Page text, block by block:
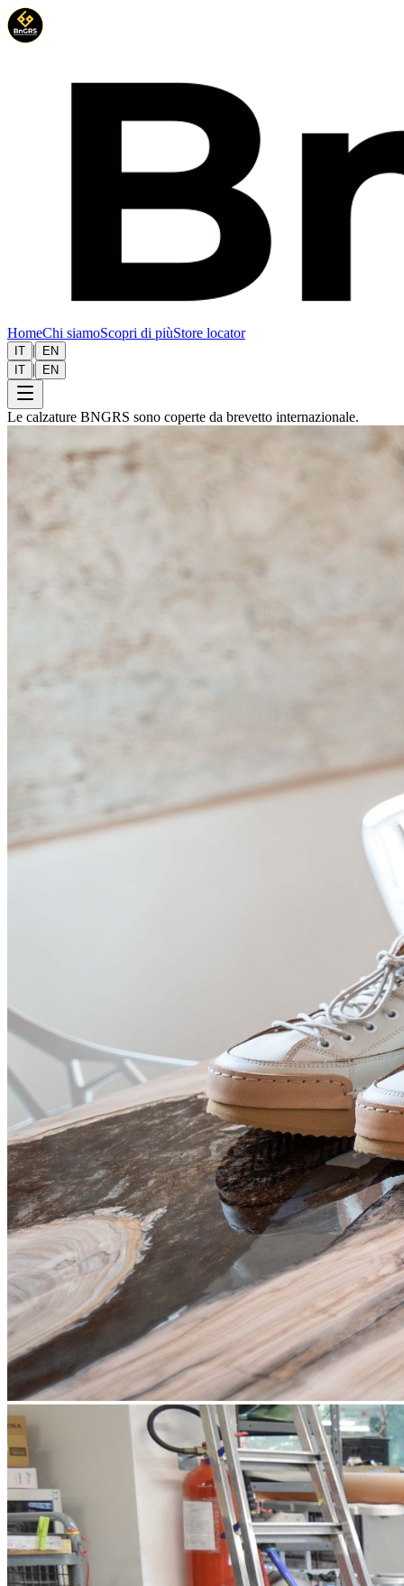
HomeChi siamoScopri di piùStore locator
IT |
EN
IT | EN
Le calzature BNGRS sono coperte da brevetto internazionale.